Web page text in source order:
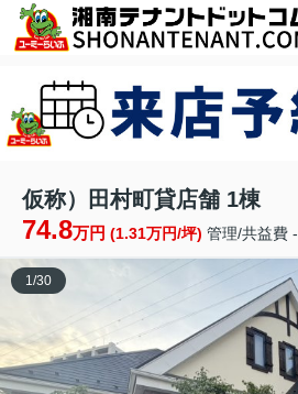
仮称）田村町貸店舗 1棟
74.8万円 (1.31万円/坪) 管理/共益費 -
1/30